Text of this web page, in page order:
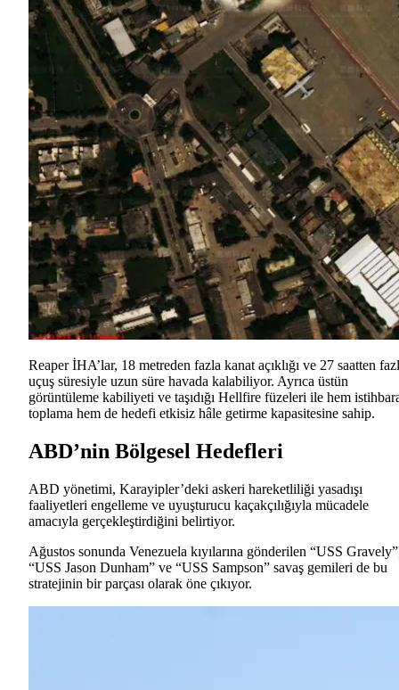
Reaper İHA’lar, 18 metreden fazla kanat açıklığı ve 27 saatten
uçuş süresiyle uzun süre havada kalabiliyor. Ayrıca üstün
görüntüleme kabiliyeti ve taşıdığı Hellfire füzeleri ile hem
toplama hem de hedefi etkisiz hâle getirme kapasitesine sahip.
ABD’nin Bölgesel Hedefleri
ABD yönetimi, Karayipler’deki askeri hareketliliği yasadışı
faaliyetleri engelleme ve uyuşturucu kaçakçılığıyla mücadele
amacıyla gerçekleştirdiğini belirtiyor.
Ağustos sonunda Venezuela kıyılarına gönderilen “USS
“USS Jason Dunham” ve “USS Sampson” savaş gemileri de bu
stratejinin bir parçası olarak öne çıkıyor.